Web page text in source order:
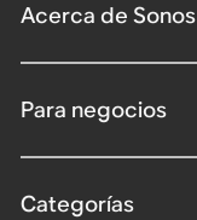
Acerca de Sonos
Para negocios
Categorías